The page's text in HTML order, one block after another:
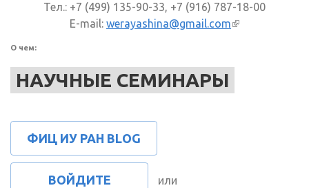
Тел.: +7 (499) 135-90-33, +7 (916) 787-18-00
E-mail: werayashina@gmail.com
О чем:
НАУЧНЫЕ СЕМИНАРЫ
ФИЦ ИУ РАН BLOG
ВОЙДИТЕ или